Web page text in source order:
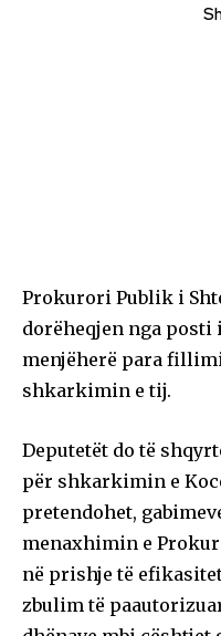
Prokurori Publik i
dorëheqjen nga posti
menjëherë para
shkarkimin e tij.
Deputetët do të
për shkarkimin e
pretendohet,
menaxhimin e
në prishje të
zbulim të